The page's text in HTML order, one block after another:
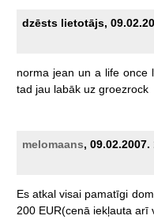
dzēsts lietotājs,
norma jean un a life once
tad jau labāk uz groezrock
melomaans,
Es atkal visai pamatīgi
200 EUR(cenā iekļauta arī